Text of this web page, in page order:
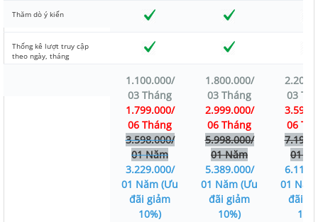
Thăm dò ý kiến
Thống kê lượt truy cập
theo ngày, tháng
1.100.000/
03 Tháng
1.799.000/
06 Tháng
3.598.000/
01 Năm
3.229.000/
01 Năm (Ưu
đãi giảm
10%)
1.800.000/
03 Tháng
2.999.000/
06 Tháng
5.998.000/
01 Năm
5.389.000/
01 Năm (Ưu
đãi giảm
10%)
03
06
01
01
đãi